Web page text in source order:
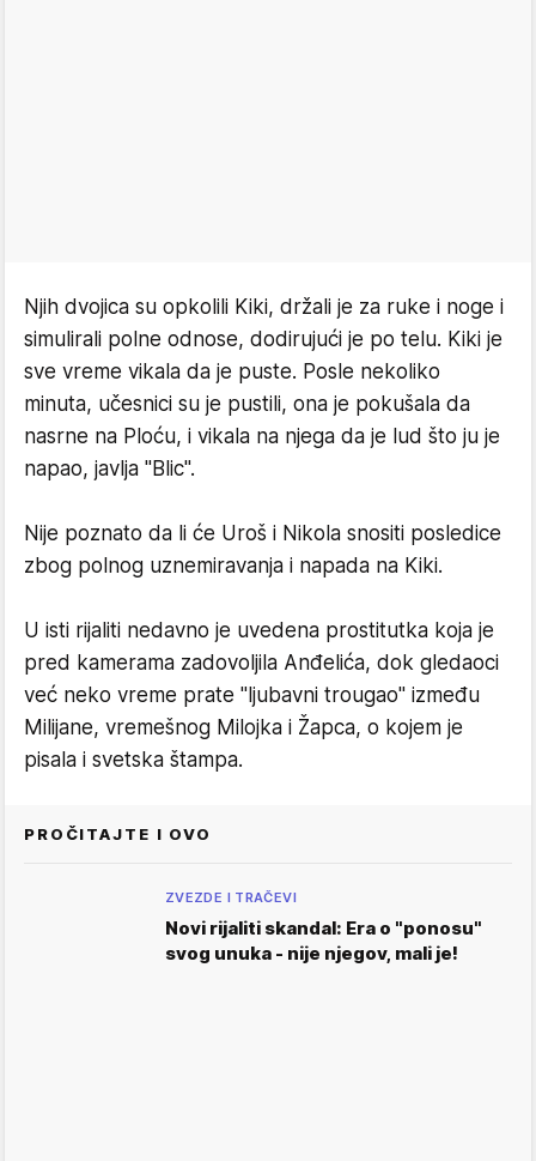
Njih dvojica su opkolili Kiki, držali je za ruke i noge i
simulirali polne odnose, dodirujući je po telu. Kiki je
sve vreme vikala da je puste. Posle nekoliko
minuta, učesnici su je pustili, ona je pokušala da
nasrne na Ploću, i vikala na njega da je lud što ju je
napao, javlja "Blic".
Nije poznato da li će Uroš i Nikola snositi posledice
zbog polnog uznemiravanja i napada na Kiki.
U isti rijaliti nedavno je uvedena prostitutka koja je
pred kamerama zadovoljila Anđelića, dok gledaoci
već neko vreme prate "ljubavni trougao" između
Milijane, vremešnog Milojka i Žapca, o kojem je
pisala i svetska štampa.
PROČITAJTE I OVO
ZVEZDE I TRAČEVI
Novi rijaliti skandal: Era o "ponosu"
svog unuka - nije njegov, mali je!